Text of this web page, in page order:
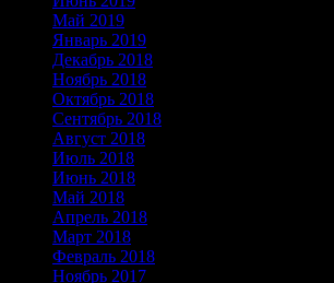
Май 2019
Январь 2019
Декабрь 2018
Ноябрь 2018
Октябрь 2018
Сентябрь 2018
Август 2018
Июль 2018
Июнь 2018
Май 2018
Апрель 2018
Март 2018
Февраль 2018
Ноябрь 2017